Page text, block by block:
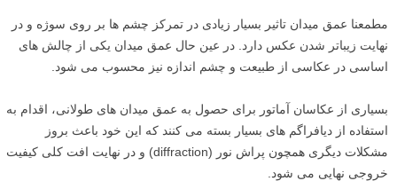
مطمعنا عمق میدان تاثیر بسیار زیادی در تمرکز چشم ها بر روی سوژه و در
نهایت زیباتر شدن عکس دارد. در عین حال عمق میدان یکی از چالش های
اساسی در عکاسی از طبیعت و چشم اندازه نیز محسوب می شود.
بسیاری از عکاسان آماتور برای حصول به عمق میدان های طولانی، اقدام به
استفاده از دیافراگم های بسیار بسته می کنند که این خود باعث بروز
مشکلات دیگری همچون پراش نور (diffraction) و در نهایت افت کلی کیفیت
خروجی نهایی می شود.